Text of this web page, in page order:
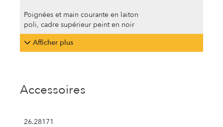
Poignées et main courante en laiton
poli, cadre supérieur peint en noir
Afficher plus
Accessoires
26.28171